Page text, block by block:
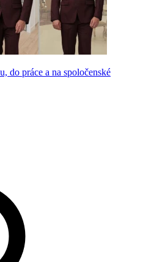
do práce a na spoločenské